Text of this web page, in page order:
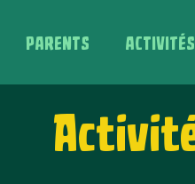
PARENTS ACTIVITÉS